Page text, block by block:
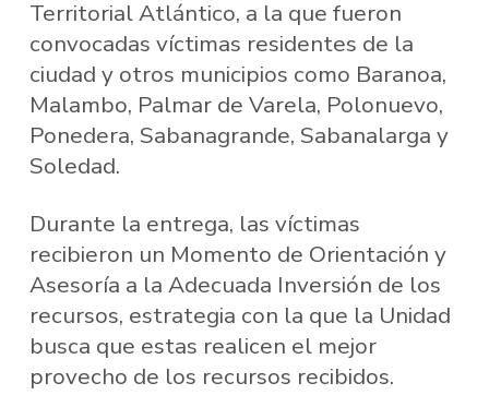
Territorial Atlántico, a la que fueron
convocadas víctimas residentes de la
ciudad y otros municipios como Baranoa,
Malambo, Palmar de Varela, Polonuevo,
Ponedera, Sabanagrande, Sabanalarga y
Soledad.
Durante la entrega, las víctimas
recibieron un Momento de Orientación y
Asesoría a la Adecuada Inversión de los
recursos, estrategia con la que la Unidad
busca que estas realicen el mejor
provecho de los recursos recibidos.